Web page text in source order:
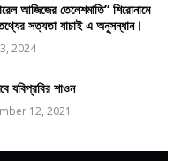
আজিজের তেলেশমাতি” শিরোনামে
সত্যতা যাচাই এ অনুসন্ধান।
2024
যবিপ্রবির শাওন
12, 2021